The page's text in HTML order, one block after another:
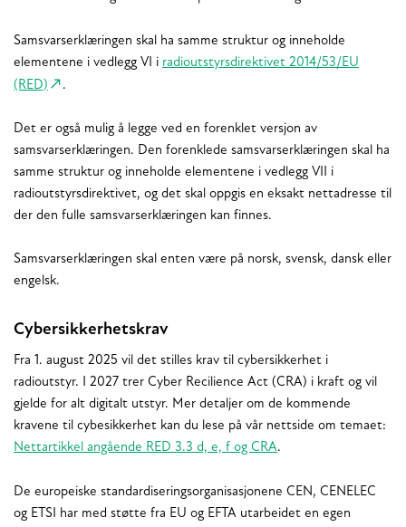
Samsvarserklæringen skal ha samme struktur og inneholde
elementene i vedlegg VI i radioutstyrsdirektivet 2014/53/EU
(RED)
.
Det er også mulig å legge ved en forenklet versjon av
samsvarserklæringen. Den forenklede samsvarserklæringen skal ha
samme struktur og inneholde elementene i vedlegg VII i
radioutstyrsdirektivet, og det skal oppgis en eksakt nettadresse til
der den fulle samsvarserklæringen kan finnes.
Samsvarserklæringen skal enten være på norsk, svensk, dansk eller
engelsk.
Cybersikkerhetskrav
Fra 1. august 2025 vil det stilles krav til cybersikkerhet i
radioutstyr. I 2027 trer Cyber Recilience Act (CRA) i kraft og vil
gjelde for alt digitalt utstyr. Mer detaljer om de kommende
kravene til cybesikkerhet kan du lese på vår nettside om temaet:
Nettartikkel angående RED 3.3 d, e, f og CRA.
De europeiske standardiseringsorganisasjonene CEN, CENELEC
og ETSI har med støtte fra EU og EFTA utarbeidet en egen